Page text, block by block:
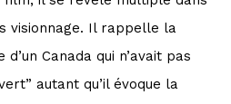
visionnage. Il rappelle la
Canada qui n’avait pas
autant qu’il évoque la